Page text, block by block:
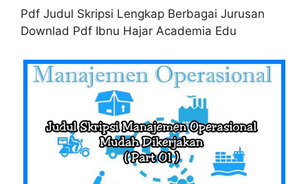
Pdf Judul Skripsi Lengkap Berbagai Jurusan
Downlad Pdf Ibnu Hajar Academia Edu